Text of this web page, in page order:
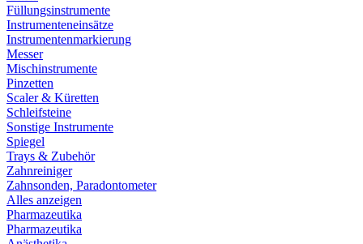
Füllungsinstrumente
Instrumenteneinsätze
Instrumentenmarkierung
Messer
Mischinstrumente
Pinzetten
Scaler & Küretten
Schleifsteine
Sonstige Instrumente
Spiegel
Trays & Zubehör
Zahnreiniger
Zahnsonden, Paradontometer
Alles anzeigen
Pharmazeutika
Pharmazeutika